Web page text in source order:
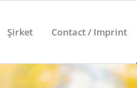
Şirket Contact / Imprint